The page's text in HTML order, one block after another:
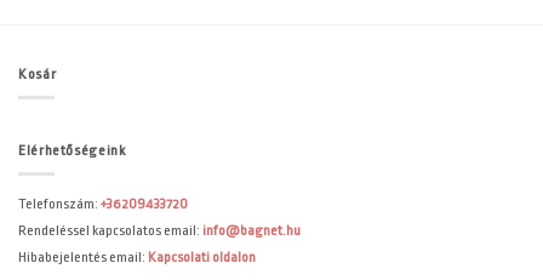
Kosár
Elérhetőségeink
Telefonszám: +36209433720
Rendeléssel kapcsolatos email: info@bagnet.hu
Hibabejelentés email: Kapcsolati oldalon